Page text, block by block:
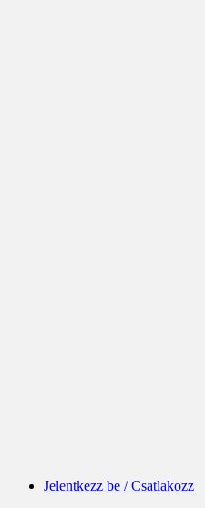
Jelentkezz be / Csatlakozz